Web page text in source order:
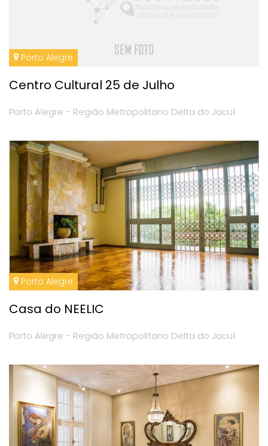
Porto Alegre
Centro Cultural 25 de Julho
Porto Alegre - Região Metropolitano Delta do Jacuí
Porto Alegre
Casa do NEELIC
Porto Alegre - Região Metropolitano Delta do Jacuí